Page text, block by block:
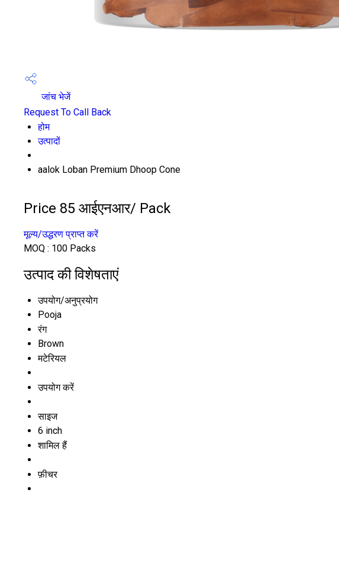
जांच भेजें
Request To Call Back
होम
उत्पादों
aalok Loban Premium Dhoop Cone
Price 85 आईएनआर/ Pack
मूल्य/उद्धरण प्राप्त करें
MOQ : 100 Packs
उत्पाद की विशेषताएं
उपयोग/अनुप्रयोग
Pooja
रंग
Brown
मटेरियल
उपयोग करें
साइज
6 inch
शामिल हैं
फ़ीचर